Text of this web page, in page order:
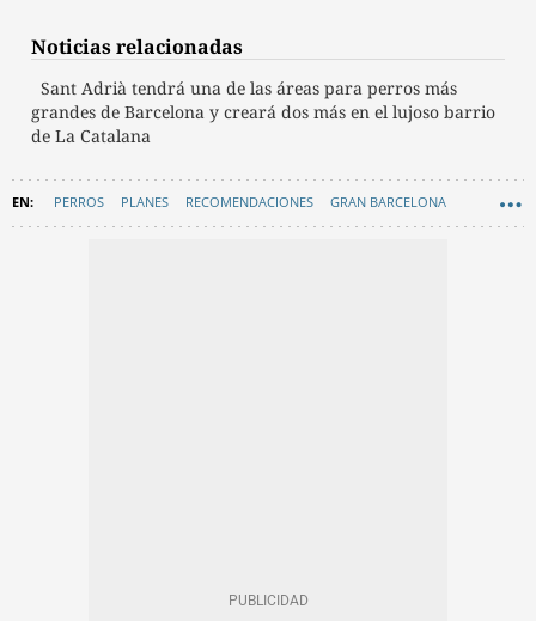
Noticias relacionadas
Sant Adrià tendrá una de las áreas para perros más
grandes de Barcelona y creará dos más en el lujoso barrio
de La Catalana
PERROS PLANES RECOMENDACIONES GRAN BARCELONA